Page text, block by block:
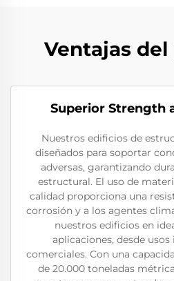
Ventajas
Superior Strength
Nuestros edificios de
diseñados para soportar
adversas, garantizando
estructural. El uso de
calidad proporciona una
corrosión y a los agentes
nuestros edificios en
aplicaciones, desde
comerciales. Con una
de 20.000 toneladas